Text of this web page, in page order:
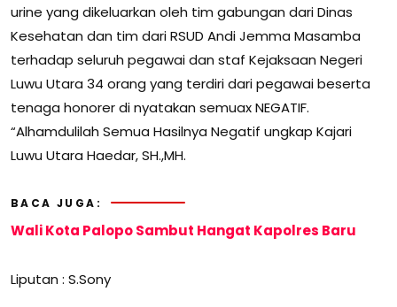
urine yang dikeluarkan oleh tim gabungan dari Dinas
Kesehatan dan tim dari RSUD Andi Jemma Masamba
terhadap seluruh pegawai dan staf Kejaksaan Negeri
Luwu Utara 34 orang yang terdiri dari pegawai beserta
tenaga honorer di nyatakan semuax NEGATIF.
“Alhamdulilah Semua Hasilnya Negatif ungkap Kajari
Luwu Utara Haedar, SH.,MH.
BACA JUGA:
Wali Kota Palopo Sambut Hangat Kapolres Baru
Liputan : S.Sony